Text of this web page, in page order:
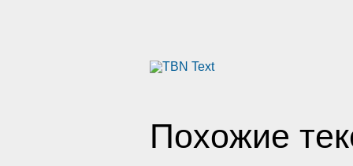
Похожие